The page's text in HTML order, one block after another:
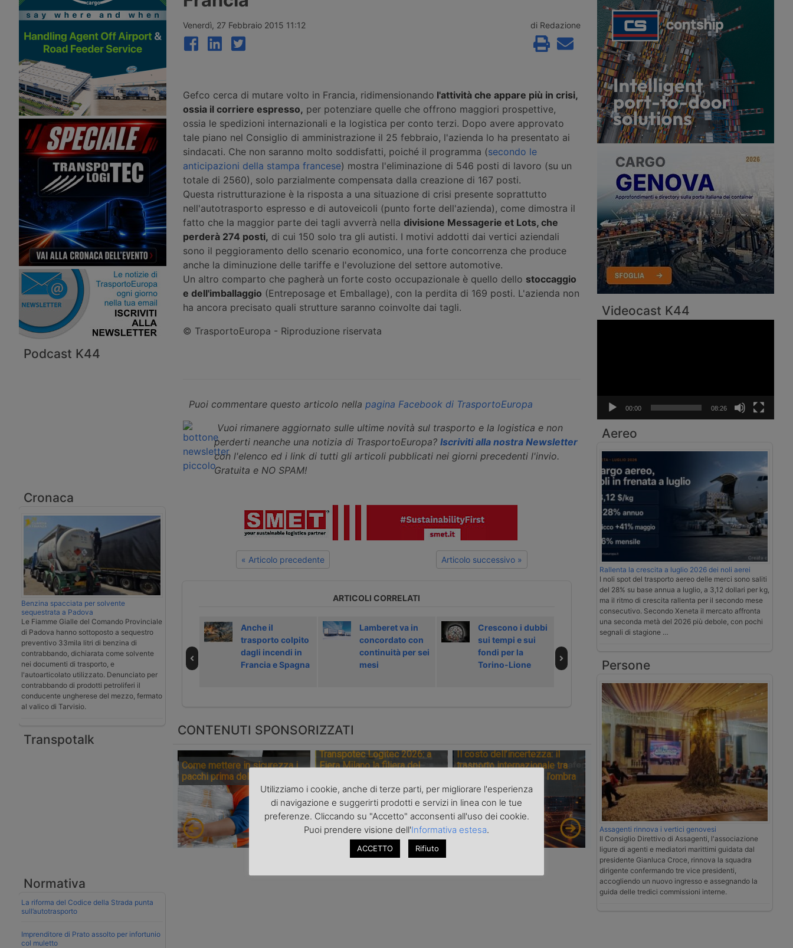
gruppo prosegue gli investimenti tra
Svizzera, Golfo, Siria e Regno Unito.
comunicato. Salvata la maggior
parte dei circa 140 posti di lavoro e
garantita la continuità del servizio ai
clienti dei settori automotive,
maggiore Reit britannico. Nascerà
così la più grande piattaforma
logistica del mondo, con la chiusura
attesa nella prima metà del 2027.
Cremona, per un polo logistico da
61mila metri quadrati, con i lavori in
avvio nel quarto trimestre del 2026.
Podcast K44
Cronaca
Benzina spacciata per solvente
sequestrata a Padova
Le Fiamme Gialle del Comando Provinciale
di Padova hanno sottoposto a sequestro
preventivo 33mila litri di benzina di
contrabbando, dichiarata come solvente
nei documenti di trasporto, e
l'autoarticolato utilizzato. Denunciato per
contrabbando di prodotti petroliferi il
conducente ungherese del mezzo, fermato
al valico di Tarvisio.
Transpotalk
Normativa
La riforma del Codice della Strada punta
sull’autotrasporto
Imprenditore di Prato assolto per infortunio
col muletto
Venerdì, 27 Febbraio 2015 11:12 di Redazione
Gefco cerca di mutare volto in Francia, ridimensionando l'attività che appare più in crisi,
ossia il corriere espresso, per potenziare quelle che offrono maggiori prospettive,
ossia le spedizioni internazionali e la logistica per conto terzi. Dopo avere approvato
tale piano nel Consiglio di amministrazione il 25 febbraio, l'azienda lo ha presentato ai
sindacati. Che non saranno molto soddisfatti, poiché il programma (secondo le
anticipazioni della stampa francese) mostra l'eliminazione di 546 posti di lavoro (su un
totale di 2560), solo parzialmente compensata dalla creazione di 167 posti.
Questa ristrutturazione è la risposta a una situazione di crisi presente soprattutto
nell'autotrasporto espresso e di autoveicoli (punto forte dell'azienda), come dimostra il
fatto che la maggior parte dei tagli avverrà nella divisione Messagerie et Lots, che
perderà 274 posti, di cui 150 solo tra gli autisti. I motivi addotti dai vertici aziendali
sono il peggioramento dello scenario economico, una forte concorrenza che produce
anche la diminuzione delle tariffe e l'evoluzione del settore automotive.
Un altro comparto che pagherà un forte costo occupazionale è quello dello stoccaggio
e dell'imballaggio (Entreposage et Emballage), con la perdita di 169 posti. L'azienda non
ha ancora precisato quali strutture saranno coinvolte dai tagli.
© TrasportoEuropa - Riproduzione riservata
Puoi commentare questo articolo nella pagina Facebook di TrasportoEuropa
Vuoi rimanere aggiornato sulle ultime novità sul trasporto e la logistica e non
perderti neanche una notizia di TrasportoEuropa? Iscriviti alla nostra Newsletter
con l'elenco ed i link di tutti gli articoli pubblicati nei giorni precedenti l'invio.
Gratuita e NO SPAM!
« Articolo precedente Articolo successivo »
ARTICOLI CORRELATI
Rallentamenti in
Europa per
proteste
agricoltori del 12
gennaio
Incidente a treno
merci in
Normandia
Cherbourg
Anche il
trasporto colpito
dagli incendi in
Francia e Spagna
Lamberet va in
concordato con
continuità per sei
mesi
Crescono i dubbi
sui tempi e sui
fondi per la
Torino-Lione
Alainé rafforza
l’asse ferroviario
a Lione
Cambio batteria
CONTENUTI SPONSORIZZATI
Come mettere in sicurezza i
pacchi prima della spedizione
Transpotec Logitec 2026: a
Fiera Milano la filiera del
sistema
Il costo dell’incertezza: il
trasporto internazionale tra
scarsità di capacità e l’ombra
del conflitto
Videocast K44
00:00 08:26
Aereo
Rallenta la crescita a luglio 2026 dei noli aerei
I noli spot del trasporto aereo delle merci sono saliti
del 28% su base annua a luglio, a 3,12 dollari per kg,
ma il ritmo di crescita rallenta per il secondo mese
consecutivo. Secondo Xeneta il mercato affronta
una seconda metà del 2026 più debole, con pochi
segnali di stagione …
Persone
Assagenti rinnova i vertici genovesi
Il Consiglio Direttivo di Assagenti, l'associazione
ligure di agenti e mediatori marittimi guidata dal
presidente Gianluca Croce, rinnova la squadra
dirigente confermando tre vice presidenti,
accogliendo un nuovo ingresso e assegnando la
guida delle tredici commissioni interne.
Utilizziamo i cookie, anche di terze parti, per migliorare l'esperienza
di navigazione e suggerirti prodotti e servizi in linea con le tue
preferenze. Cliccando su "Accetto" acconsenti all'uso dei cookie.
Puoi prendere visione dell'Informativa estesa.
ACCETTO Rifiuto